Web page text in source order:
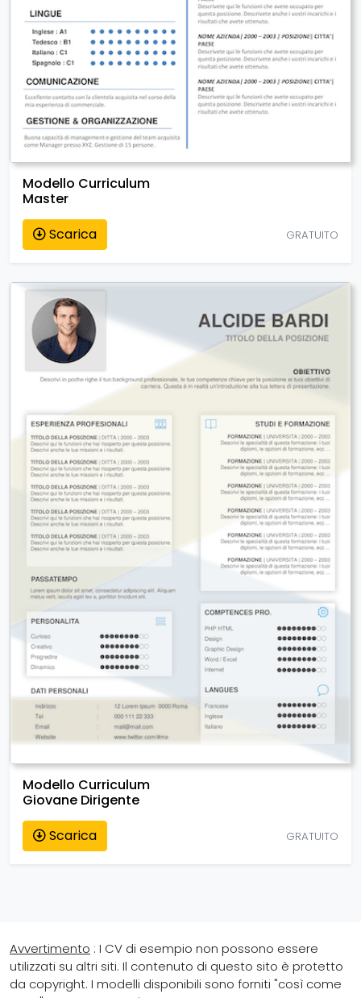
Modello Curriculum
Master
Scarica
GRATUITO
Modello Curriculum
Giovane Dirigente
Scarica
GRATUITO
Avvertimento : I CV di esempio non possono essere
utilizzati su altri siti. Il contenuto di questo sito è protetto
da copyright. I modelli disponibili sono forniti "così come